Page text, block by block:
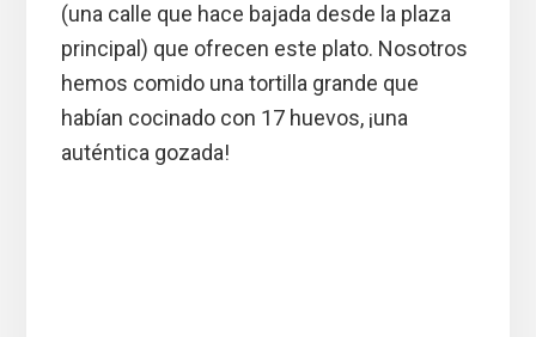
(una calle que hace bajada desde la plaza
principal) que ofrecen este plato. Nosotros
hemos comido una tortilla grande que
habían cocinado con 17 huevos, ¡una
auténtica gozada!